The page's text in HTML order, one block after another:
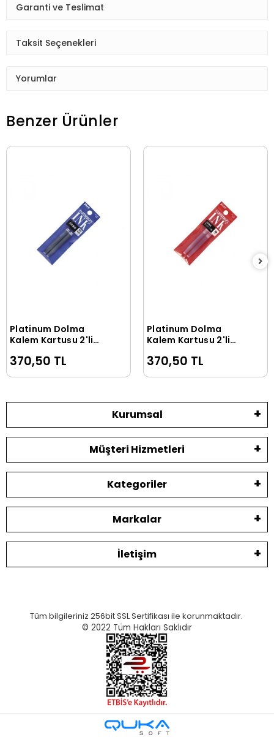
Garanti ve Teslimat
Taksit Seçenekleri
Yorumlar
Benzer Ürünler
Sepete Ekle
Platinum Dolma
Kalem Kartuşu 2'li
370,50 TL
Sepete Ekle
Platinum Dolma
Kalem Kartuşu 2'li
370,50 TL
Kurumsal
Müşteri Hizmetleri
Kategoriler
Markalar
İletişim
Tüm bilgileriniz 256bit SSL Sertifikası ile korunmaktadır.
© 2022 Tüm Hakları Saklıdır